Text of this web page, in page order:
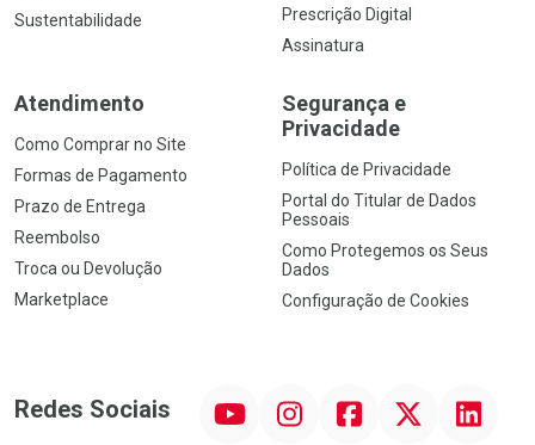
Sustentabilidade
Prescrição Digital
Assinatura
Atendimento
Como Comprar no Site
Formas de Pagamento
Prazo de Entrega
Reembolso
Troca ou Devolução
Marketplace
Segurança e
Privacidade
Política de Privacidade
Portal do Titular de Dados
Pessoais
Como Protegemos os Seus
Dados
Configuração de Cookies
Redes Sociais InstagramFacebook Linkedin